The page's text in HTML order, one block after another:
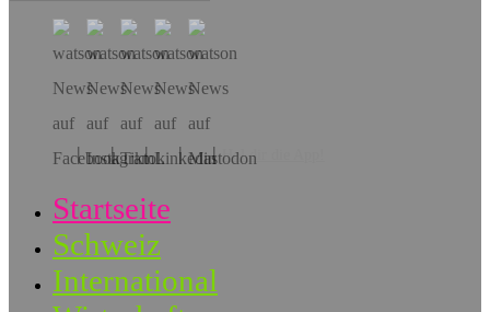
Hol dir die App!
Startseite
Schweiz
International